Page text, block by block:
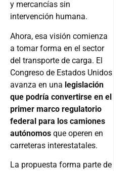
y mercancías sin
intervención humana.
Ahora, esa visión comienza
a tomar forma en el sector
del transporte de carga. El
Congreso de Estados Unidos
avanza en una legislación
que podría convertirse en el
primer marco regulatorio
federal para los camiones
autónomos que operen en
carreteras interestatales.
La propuesta forma parte de